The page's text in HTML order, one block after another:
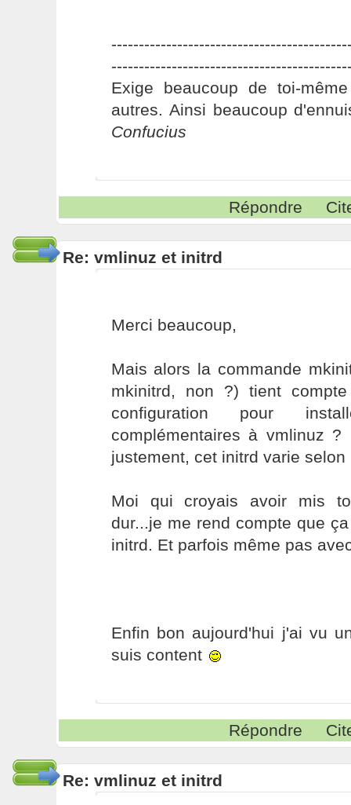
Exige beaucoup de toi-
autres. Ainsi beaucoup
Confucius
Répondre
Re: vmlinuz et initrd
Merci beaucoup,
Mais alors la commande
mkinitrd, non ?) tient
configuration pour
complémentaires à vmlinuz
justement, cet initrd varie selon
Moi qui croyais avoir mis
dur...je me rend compte que
initrd. Et parfois même pas
Enfin bon aujourd'hui j'ai vu
suis content
Répondre
Re: vmlinuz et initrd